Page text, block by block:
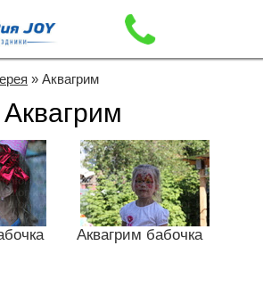
» Аквагрим
Аквагрим
Аквагрим бабочка